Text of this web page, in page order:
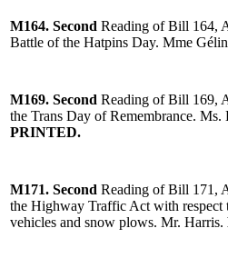
M164. Second Reading of Bill 164,
Battle of the Hatpins Day. Mme
M169. Second Reading of Bill 169,
the Trans Day of Remembrance.
PRINTED.
M171. Second Reading of Bill 171,
the Highway Traffic Act with respect
vehicles and snow plows. Mr. Harris.